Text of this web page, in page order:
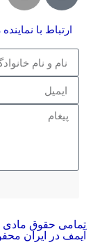
ارتباط با
تمامی حقوق مادی
آیمف در ایران